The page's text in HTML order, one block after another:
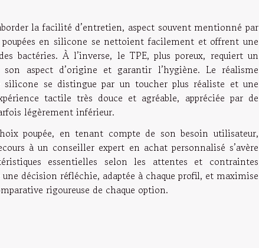
la facilité d’entretien, aspect souvent mentionné par
en silicone se nettoient facilement et offrent une
bactéries. À l’inverse, le TPE, plus poreux, requiert un
aspect d’origine et garantir l’hygiène. Le réalisme
se distingue par un toucher plus réaliste et une
tactile très douce et agréable, appréciée par de
légèrement inférieur.
poupée, en tenant compte de son besoin utilisateur,
à un conseiller expert en achat personnalisé s’avère
essentielles selon les attentes et contraintes
décision réfléchie, adaptée à chaque profil, et maximise
rigoureuse de chaque option.